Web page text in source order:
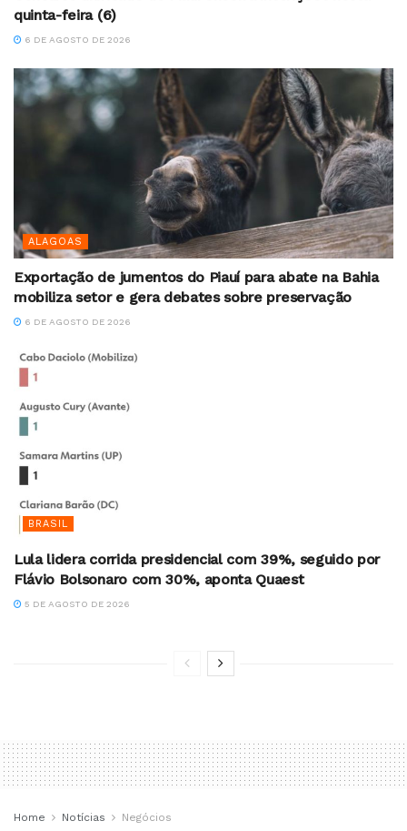
quinta-feira (6)
6 DE AGOSTO DE 2026
ALAGOAS
Exportação de jumentos do Piauí para abate na Bahia
mobiliza setor e gera debates sobre preservação
6 DE AGOSTO DE 2026
BRASIL
Lula lidera corrida presidencial com 39%, seguido por
Flávio Bolsonaro com 30%, aponta Quaest
5 DE AGOSTO DE 2026
Home Notícias Negócios